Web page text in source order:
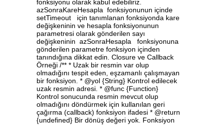
fonksiyonu olarak kabul edebiliriz.
azSonraKareHesapla fonksiyonunun içinde
setTimeout için tanımlanan fonksiyonda kare
değişkeninin ve hesapla fonksiyonunun
parametresi olarak gönderilen sayı
değişkeninin azSonraHesapla fonksiyonuna
gönderilen parametre fonksiyon içinden
tanındığına dikkat edin. Closure ve Callback
Örneği /** * Uzak bir resmin var olup
olmadığını tespit eden, eşzamanlı çalışmayan
bir fonksiyon. * @yol {String} Kontrol edilecek
uzak resmin adresi. * @func {Function}
Kontrol sonucunda resmin mevcut olup
olmadığını döndürmek için kullanılan geri
çağırma (callback) fonksiyon ifadesi * @return
{undefined} Bir dönüş değeri yok. Fonksiyon